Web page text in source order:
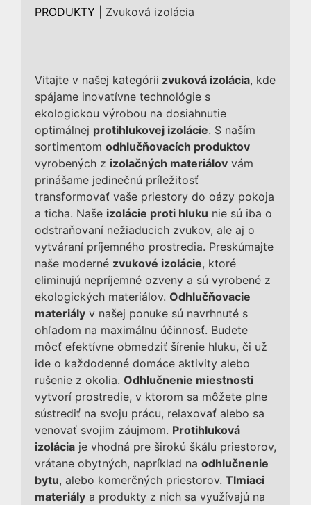
PRODUKTY Zvuková izolácia
Vitajte v našej kategórii zvuková izolácia, kde
spájame inovatívne technológie s
ekologickou výrobou na dosiahnutie
optimálnej protihlukovej izolácie. S naším
sortimentom odhlučňovacích produktov
vyrobených z izolačných materiálov vám
prinášame jedinečnú príležitosť
transformovať vaše priestory do oázy pokoja
a ticha. Naše izolácie proti hluku nie sú iba o
odstraňovaní nežiaducich zvukov, ale aj o
vytváraní príjemného prostredia. Preskúmajte
naše moderné zvukové izolácie, ktoré
eliminujú nepríjemné ozveny a sú vyrobené z
ekologických materiálov. Odhlučňovacie
materiály v našej ponuke sú navrhnuté s
ohľadom na maximálnu účinnosť. Budete
môcť efektívne obmedziť šírenie hluku, či už
ide o každodenné domáce aktivity alebo
rušenie z okolia. Odhlučnenie miestnosti
vytvorí prostredie, v ktorom sa môžete plne
sústrediť na svoju prácu, relaxovať alebo sa
venovať svojim záujmom. Protihluková
izolácia je vhodná pre širokú škálu priestorov,
vrátane obytných, napríklad na odhlučnenie
bytu, alebo komerčných priestorov. Tlmiaci
materiály a produkty z nich sa využívajú na